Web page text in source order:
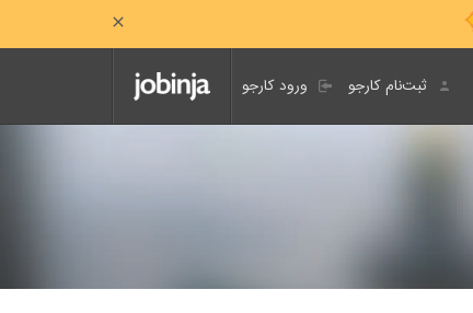
ورود کارجو ثبت‌نام کارجو